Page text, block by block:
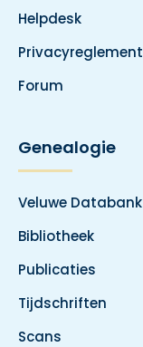
Helpdesk
Privacyreglement
Forum
Genealogie
Veluwe Databank
Bibliotheek
Publicaties
Tijdschriften
Scans